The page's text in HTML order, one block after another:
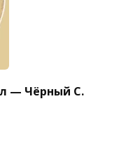
— Чёрный С.